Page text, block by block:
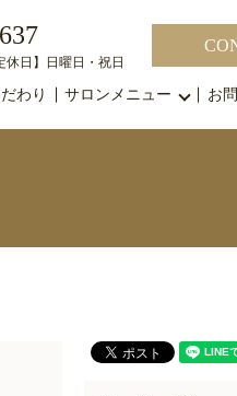
わり サロンメニュー お
休日】日曜日・祝日